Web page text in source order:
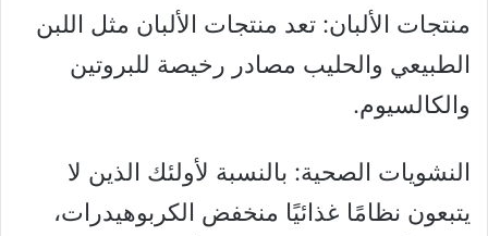
منتجات الألبان: تعد منتجات الألبان مثل اللبن
الطبيعي والحليب مصادر رخيصة للبروتين
والكالسيوم.
النشويات الصحية: بالنسبة لأولئك الذين لا
يتبعون نظامًا غذائيًا منخفض الكربوهيدرات،